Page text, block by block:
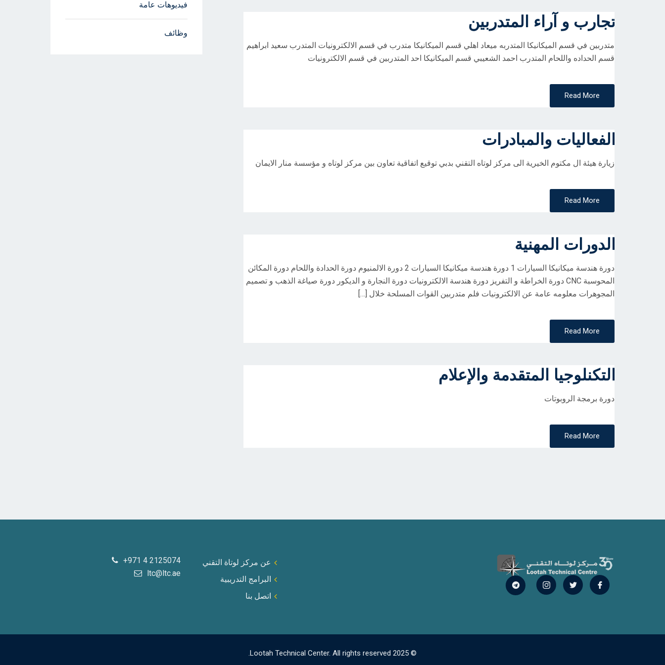
تجارب و آراء المتدربين
متدربين في قسم الميكانيكا المتدربه ميعاد اهلي قسم الميكانيكا متدرب في قسم الالكترونيات المتدرب سعيد ابراهيم
قسم الحداده واللحام المتدرب احمد الشعيبي قسم الميكانيكا احد المتدربين في قسم الالكترونيات
Read More
الفعاليات والمبادرات
زيارة هيئة ال مكتوم الخيرية الى مركز لوتاه التقني بدبي توقيع اتفاقية تعاون بين مركز لوتاه و مؤسسة منار الايمان
Read More
الدورات المهنية
دورة هندسة ميكانيكا السيارات 1 دورة هندسة ميكانيكا السيارات 2 دورة الالمنيوم دورة الحدادة واللحام دورة المكائن
المحوسبة CNC دورة الخراطة و التفريز دورة هندسة الالكترونيات دورة النجارة و الديكور دورة صياغة الذهب و تصميم
المجوهرات معلومه عامة عن الالكترونيات فلم متدربين القوات المسلحة خلال […]
Read More
التكنلوجيا المتقدمة والإعلام
دورة برمجة الروبوتات
Read More
فيديوهات عامة
وظائف
عن مركز لوتاة التقني
البرامج التدريبية
اتصل بنا
+971 4 2125074
ltc@ltc.ae
© 2025 Lootah Technical Center. All rights reserved.